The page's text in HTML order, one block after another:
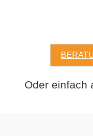
Oder einfach